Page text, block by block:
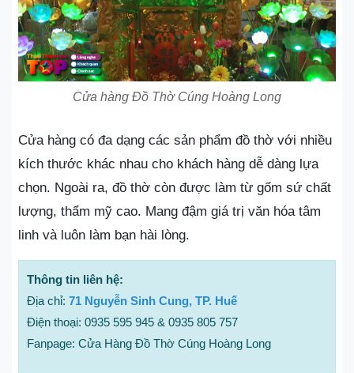
Cửa hàng Đồ Thờ Cúng Hoàng Long
Cửa hàng có đa dạng các sản phẩm đồ thờ với nhiều
kích thước khác nhau cho khách hàng dễ dàng lựa
chọn. Ngoài ra, đồ thờ còn được làm từ gốm sứ chất
lượng, thẩm mỹ cao. Mang đậm giá trị văn hóa tâm
linh và luôn làm bạn hài lòng.
Thông tin liên hệ:
Địa chỉ: 71 Nguyễn Sinh Cung, TP. Huế
Điện thoại: 0935 595 945 & 0935 805 757
Fanpage: Cửa Hàng Đồ Thờ Cúng Hoàng Long